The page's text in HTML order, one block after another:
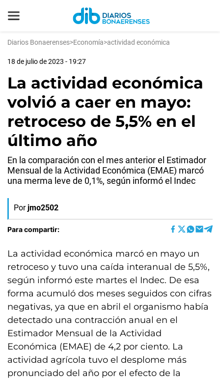
Diarios Bonaerenses>Economía>actividad económica
18 de julio de 2023 - 19:27
La actividad económica
volvió a caer en mayo:
retroceso de 5,5% en el
último año
En la comparación con el mes anterior el Estimador
Mensual de la Actividad Económica (EMAE) marcó
una merma leve de 0,1%, según informó el Indec
Por jmo2502
Para compartir:
La actividad económica marcó en mayo un
retroceso y tuvo una caída interanual de 5,5%,
según informó este martes el Indec. De esa
forma acumuló dos meses seguidos con cifras
negativas, ya que en abril el organismo había
detectado una contracción anual en el
Estimador Mensual de la Actividad
Económica (EMAE) de 4,2 por ciento. La
actividad agrícola tuvo el desplome más
pronunciado del año por el efecto de la